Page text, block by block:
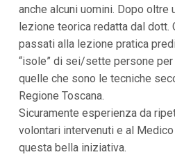
P
i
n
c
i
a
l
V
a
anche alcuni uomini. Dopo oltre
lezione teorica redatta dal dott.
passati alla lezione pratica
“isole” di sei/sette persone per
quelle che sono le tecniche
Regione Toscana.
Sicuramente esperienza da
volontari intervenuti e al
questa bella iniziativa.